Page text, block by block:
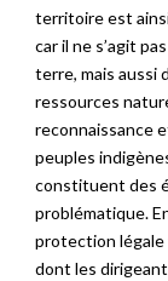
territoire est
car il ne s’agit
terre, mais aussi
ressources
reconnaissance
peuples
constituent des
problématique.
protection légale
dont les